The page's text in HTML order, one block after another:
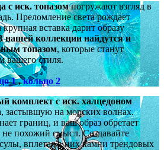
с иск. топазомпогружают взгляд в
Преломление света рождает
вставка дарит образу
нашей коллекции найдутся и
топазом, которые станут
вашего стиля.
1,кольцо 2
комплект с иск. халцедоном
застывшую на морских волнах.
границ, и ваш образ обретает
похожий смысл. Создавайте
вплетая в них камни трендовых